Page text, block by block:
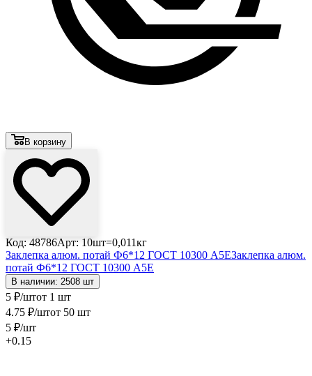
В корзину
Код: 48786Арт: 10шт=0,011кг
Заклепка алюм. потай Ф6*12 ГОСТ 10300 А5ЕЗаклепка алюм.
потай Ф6*12 ГОСТ 10300 А5Е
В наличии: 2508 шт
5 ₽/штот 1 шт
4.75 ₽/штот 50 шт
5 ₽/шт
+0.15